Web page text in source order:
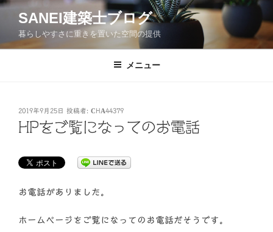
コ
ン
SANEI建築士ブログ
暮らしやすさに重きを置いた空間の提供
メニュー
投
稿
日:
2019年9月25日 投稿者: CHA44379
HPをご覧になってのお電話
お電話がありました。
ホームページをご覧になってのお電話だそうです。